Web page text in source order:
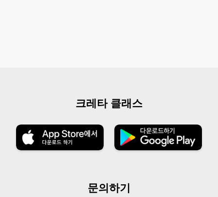
크레타 클래스
문의하기